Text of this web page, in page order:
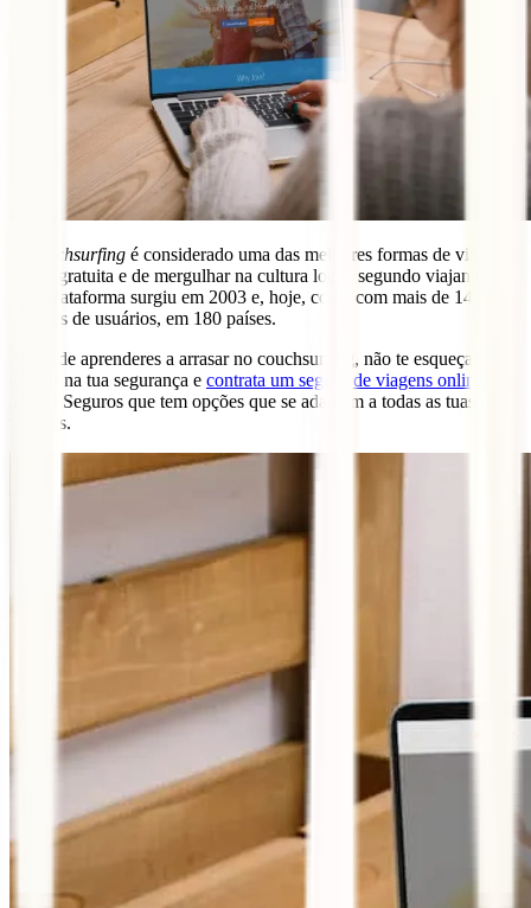
couchsurfing é considerado uma das melhores formas de viajar de
forma gratuita e de mergulhar na cultura local, segundo viajantes.
Esta plataforma surgiu em 2003 e, hoje, conta com mais de 14
milhões de usuários, em 180 países.
Antes de aprenderes a arrasar no couchsurfing, não te esqueças de
arrasar na tua segurança e contrata um seguro de viagens online
a IATI Seguros que tem opções que se adaptam a todas as tuas
viagens.